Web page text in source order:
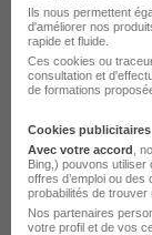
Publié le
Ils nous permettent
d'améliorer nos
rapide et fluide.
Ces cookies ou
consultation et
de formations
Cookies publicitaires
Avec votre accord ,
Bing,) pouvons
offres d’emploi ou
probabilités de trouver
Nos partenaires
votre profil et de vos